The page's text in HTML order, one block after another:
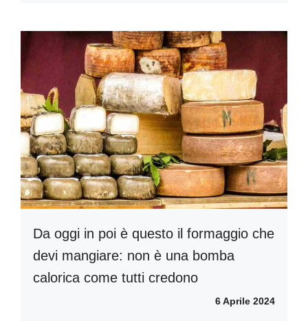
Da oggi in poi è questo il formaggio che
devi mangiare: non è una bomba
calorica come tutti credono
6 Aprile 2024